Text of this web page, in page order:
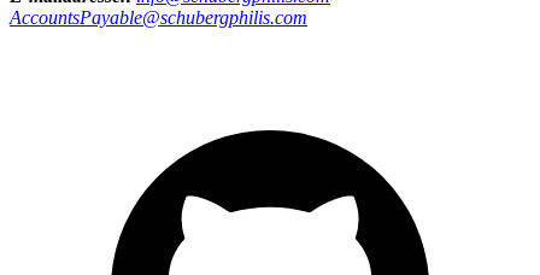
AccountsPayable@schubergphilis.com